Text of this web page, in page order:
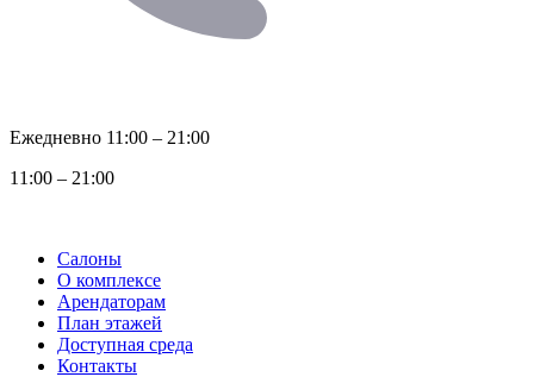
Ежедневно 11:00 ‒ 21:00
11:00 ‒ 21:00
Салоны
О комплексе
Арендаторам
План этажей
Доступная среда
Контакты